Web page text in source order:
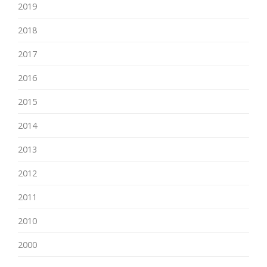
2019
2018
2017
2016
2015
2014
2013
2012
2011
2010
2000